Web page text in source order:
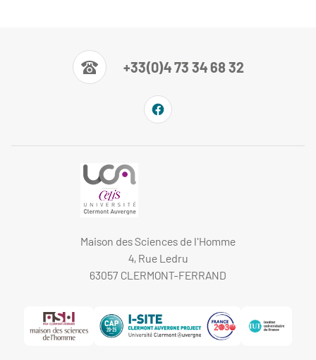
+33(0)4 73 34 68 32
Maison des Sciences de l'Homme
4, Rue Ledru
63057 CLERMONT-FERRAND